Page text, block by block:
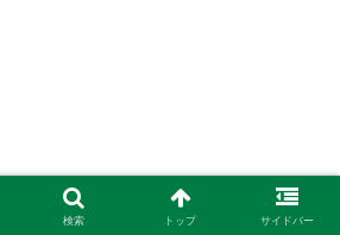
検索 トップ サイドバー